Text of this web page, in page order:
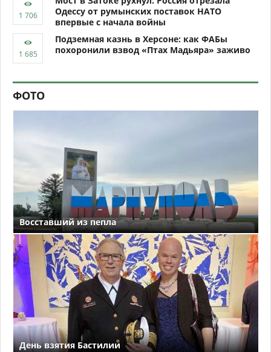
Одессу от румынских поставок НАТО
впервые с начала войны
Подземная казнь в Херсоне: как ФАБы
похоронили взвод «Птах Мадьяра» заживо
ФОТО
Восставший из пепла
День взятия Бастилии